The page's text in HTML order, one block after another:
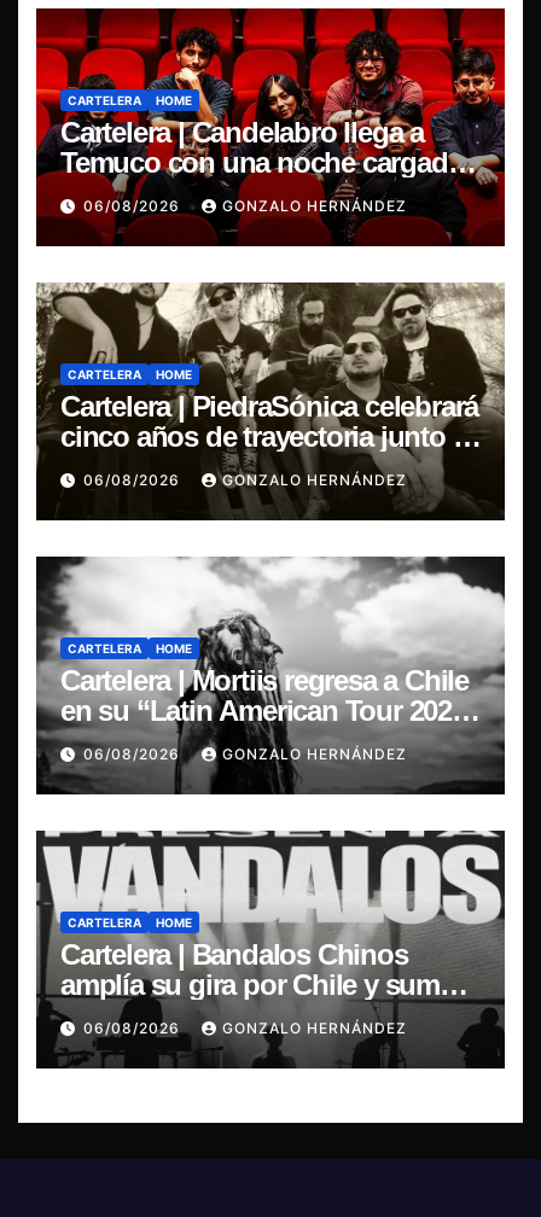
CARTELERA HOME
Cartelera | Candelabro llega a
Temuco con una noche cargada
de indie
06/08/2026 GONZALO HERNÁNDEZ
CARTELERA HOME
Cartelera | PiedraSónica celebrará
cinco años de trayectoria junto a
The Ganjas en el Bar de René
06/08/2026 GONZALO HERNÁNDEZ
CARTELERA HOME
Cartelera | Mortiis regresa a Chile
en su “Latin American Tour 2026”
y exclusivo show en Sala RBX
06/08/2026 GONZALO HERNÁNDEZ
CARTELERA HOME
Cartelera | Bandalos Chinos
amplía su gira por Chile y suma
concierto en Concepción
06/08/2026 GONZALO HERNÁNDEZ